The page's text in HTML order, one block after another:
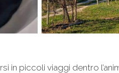
in piccoli viaggi dentro